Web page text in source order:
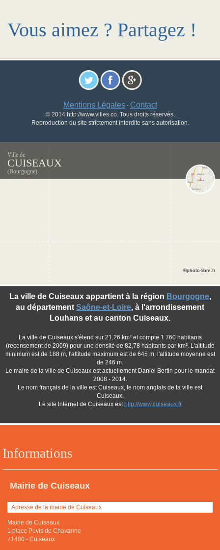
Vous aimez ? Partagez !
Mentions Légales- Contact
© 2014 http://www.villes.co. Tous droits réservés.
Reproduction du site strictement interdite sans autorisation.
Ville de
CUISEAUX
(Bourgogne)
Informations
Mairie de Cuiseaux
Adresse de la mairie de Cuiseaux
Mairie de Cuiseaux
1 place Puvis de Chavanne
71480 - Cuiseaux
La ville de Cuiseaux appartient à la région Bourgogne,
au département Saône-et-Loire, à l'arrondissement
Louhans et au canton Cuiseaux.
La ville de Cuiseaux s'étend sur 21,26 km² et compte 1 760 habitants
(recensement de 2009) pour une densité de 82,78 habitants par km². L'altitude
minimum est de 188 m, l'altitude maximum est de 645 m, l'altitude moyenne est
de 246 m.
Le maire de la ville de Cuiseaux est actuellement Daniel Bertin pour le mandat
2008 - 2014.
Le nom français de la ville est Cuiseaux, le nom anglais de la ville est
Cuiseaux.
Le site Internet de Cuiseaux est http://www.cuiseaux.fr
©photo-libre.fr